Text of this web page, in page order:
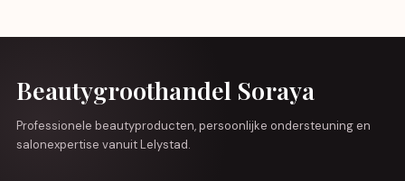
Beautygroothandel Soraya
Professionele beautyproducten, persoonlijke ondersteuning en
salonexpertise vanuit Lelystad.